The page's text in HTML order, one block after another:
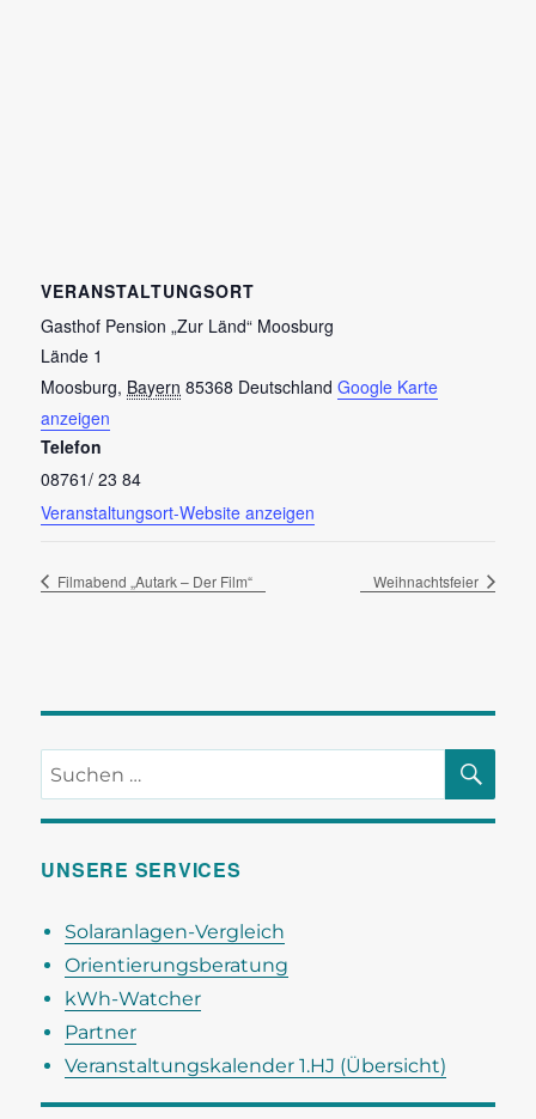
VERANSTALTUNGSORT
Gasthof Pension „Zur Länd“ Moosburg
Lände 1
Moosburg, Bayern 85368 Deutschland Google Karte
anzeigen
Telefon
08761/ 23 84
Veranstaltungsort-Website anzeigen
Filmabend „Autark – Der Film“ Weihnachtsfeier
Suchen
nach:
UNSERE SERVICES
Solaranlagen-Vergleich
Orientierungsberatung
kWh-Watcher
Partner
Veranstaltungskalender 1.HJ (Übersicht)